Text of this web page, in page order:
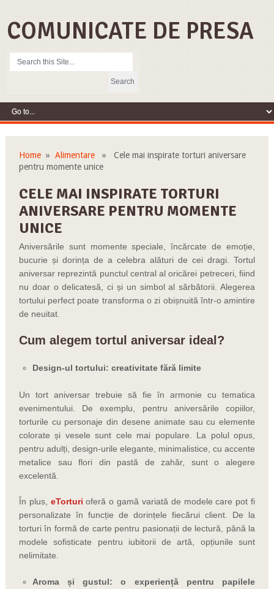
COMUNICATE DE PRESA
Home» Alimentare» Cele mai inspirate torturi aniversare
pentru momente unice
CELE MAI INSPIRATE TORTURI
ANIVERSARE PENTRU MOMENTE
UNICE
Aniversările sunt momente speciale, încărcate de emoție,
bucurie și dorința de a celebra alături de cei dragi. Tortul
aniversar reprezintă punctul central al oricărei petreceri, fiind
nu doar o delicatesă, ci și un simbol al sărbătorii. Alegerea
tortului perfect poate transforma o zi obișnuită într-o amintire
de neuitat.
Cum alegem tortul aniversar ideal?
Design-ul tortului: creativitate fără limite
Un tort aniversar trebuie să fie în armonie cu tematica
evenimentului. De exemplu, pentru aniversările copiilor,
torturile cu personaje din desene animate sau cu elemente
colorate și vesele sunt cele mai populare. La polul opus,
pentru adulți, design-urile elegante, minimalistice, cu accente
metalice sau flori din pastă de zahăr, sunt o alegere
excelentă.
În plus, eTorturi oferă o gamă variată de modele care pot fi
personalizate în funcție de dorințele fiecărui client. De la
torturi în formă de carte pentru pasionații de lectură, până la
modele sofisticate pentru iubitorii de artă, opțiunile sunt
nelimitate.
Aroma și gustul: o experiență pentru papilele